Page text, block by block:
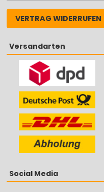
VERTRAG WIDERRUFEN
Versandarten
Social Media